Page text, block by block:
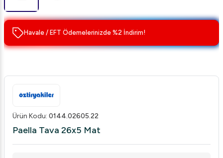
Havale / EFT Ödemelerinizde %2 İndirim!
Ürün Kodu: 0144.02605.22
Paella Tava 26x5 Mat